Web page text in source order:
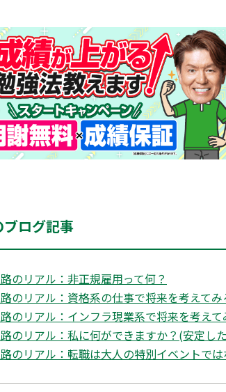
ログ記事
のリアル：非正規雇用って何？
のリアル：資格系の仕事で将来を考えてみ
のリアル：インフラ現業系で将来を考えて
のリアル：私に何ができますか？(安定し
のリアル：転職は大人の特別イベントでは